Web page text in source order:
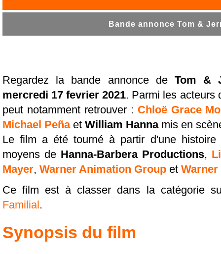
Bande annonce Tom &
Regardez la bande annonce de Tom &
mercredi 17 fevrier 2021. Parmi les acteurs
peut notamment retrouver : Chloë Grace
Michael Peñaet William Hannamis en
Le film a été tourné à partir d'une
moyens de Hanna-Barbera Productions,
Mayer, Warner Animation Group et
Ce film est à classer dans la catégorie
Familial .
Synopsis du film